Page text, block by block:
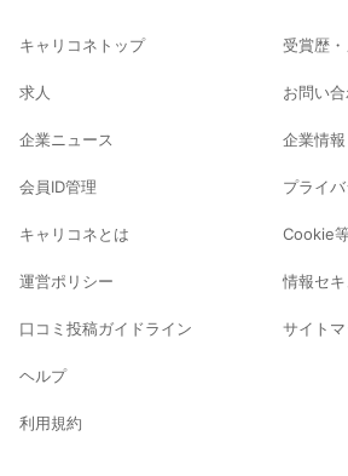
キャリコネトップ
求人
企業ニュース
会員ID管理
キャリコネとは
運営ポリシー
口コミ投稿ガイドライン
ヘルプ
利用規約
受賞歴
お問い
企業情報
プライ
Cookie
情報セ
サイト